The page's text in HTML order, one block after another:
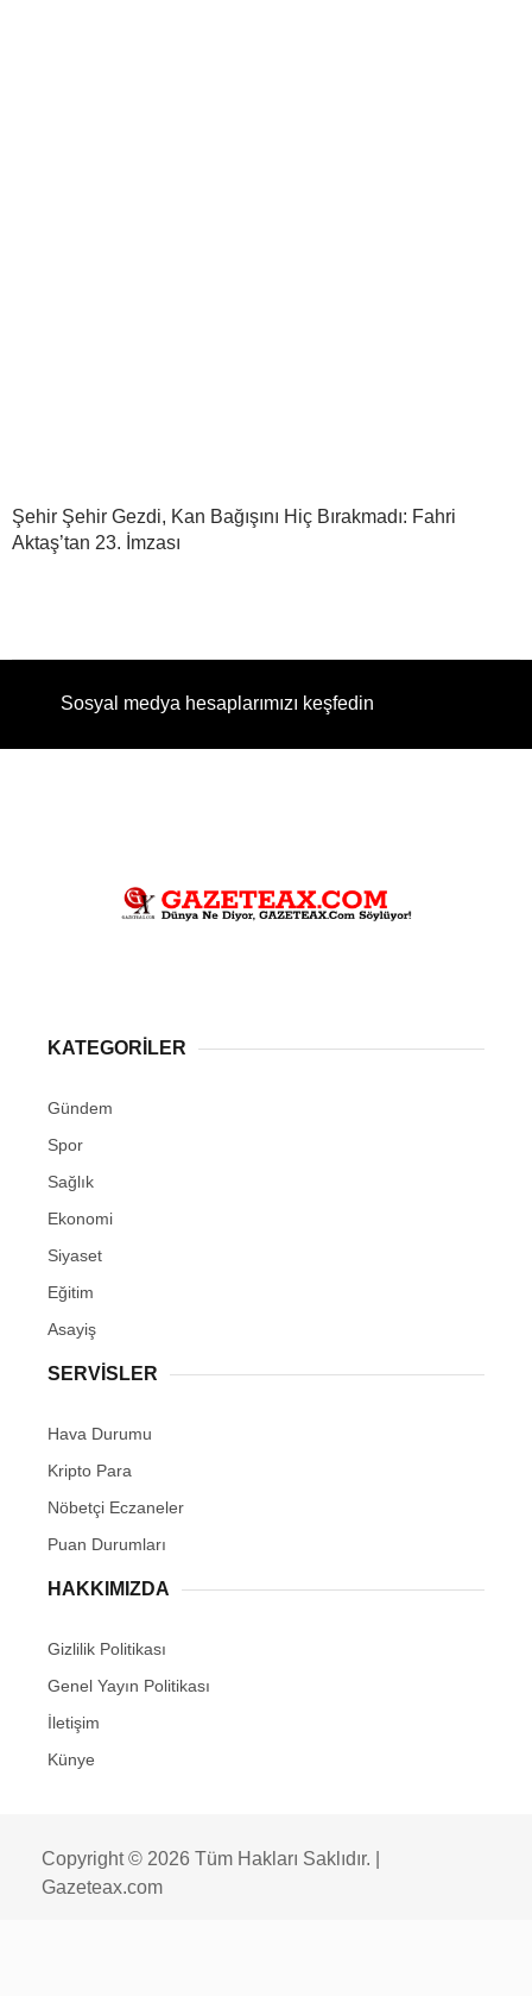
Şehir Şehir Gezdi, Kan Bağışını Hiç Bırakmadı: Fahri
Aktaş’tan 23. İmzası
Sosyal medya hesaplarımızı keşfedin
KATEGORİLER
Gündem
Spor
Sağlık
Ekonomi
Siyaset
Eğitim
Asayiş
SERVİSLER
Hava Durumu
Kripto Para
Nöbetçi Eczaneler
Puan Durumları
HAKKIMIZDA
Gizlilik Politikası
Genel Yayın Politikası
İletişim
Künye
Copyright © 2026 Tüm Hakları Saklıdır. |
Gazeteax.com